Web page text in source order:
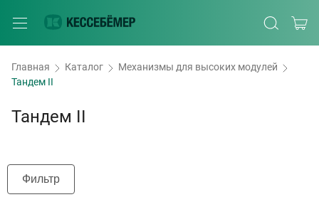
Главная Каталог
Механизмы для высоких модулей
Тандем II
Тандем II
Фильтр